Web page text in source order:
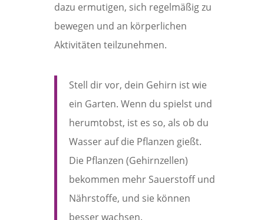
dazu ermutigen, sich regelmäßig zu
bewegen und an körperlichen
Aktivitäten teilzunehmen.
Stell dir vor, dein Gehirn ist wie
ein Garten. Wenn du spielst und
herumtobst, ist es so, als ob du
Wasser auf die Pflanzen gießt.
Die Pflanzen (Gehirnzellen)
bekommen mehr Sauerstoff und
Nährstoffe, und sie können
besser wachsen.